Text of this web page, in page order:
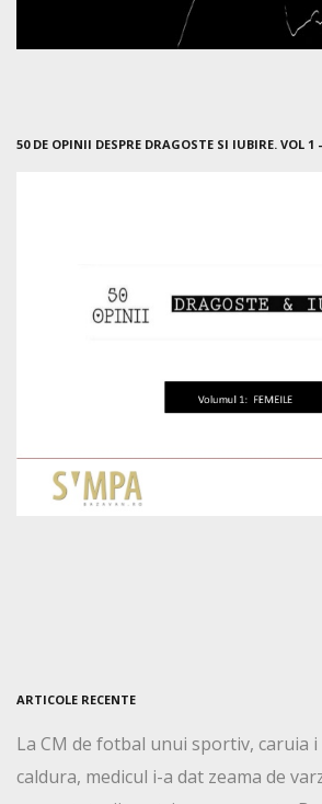
50 DE OPINII DESPRE DRAGOSTE SI IUBIRE. VOL 1
ARTICOLE RECENTE
La CM de fotbal unui sportiv, caruia
caldura, medicul i-a dat zeama de